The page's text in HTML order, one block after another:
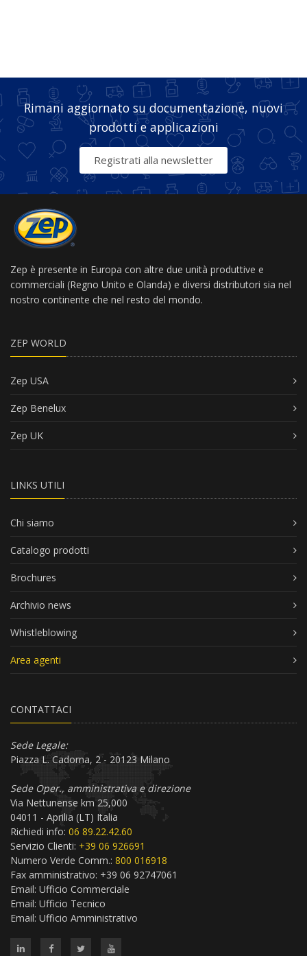
Rimani aggiornato su documentazione, nuovi
prodotti e applicazioni
Registrati alla newsletter
Zep è presente in Europa con altre due unità produttive e
commerciali (Regno Unito e Olanda) e diversi distributori sia nel
nostro continente che nel resto del mondo.
ZEP WORLD
Zep USA
Zep Benelux
Zep UK
LINKS UTILI
Chi siamo
Catalogo prodotti
Brochures
Archivio news
Whistleblowing
Area agenti
CONTATTACI
Sede Legale:
Piazza L. Cadorna, 2 - 20123 Milano
Sede Oper., amministrativa e direzione
Via Nettunense km 25,000
04011 - Aprilia (LT) Italia
Richiedi info: 06 89.22.42.60
Servizio Clienti: +39 06 926691
Numero Verde Comm.: 800 016918
Fax amministrativo: +39 06 92747061
Email: Ufficio Commerciale
Email: Ufficio Tecnico
Email: Ufficio Amministrativo